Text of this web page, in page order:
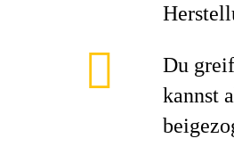
Du
kannst